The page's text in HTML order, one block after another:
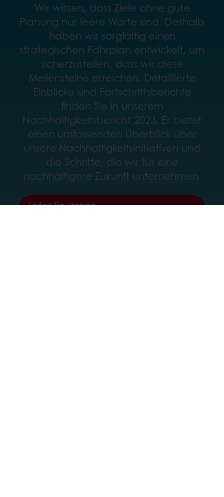
Wir wissen, dass Ziele ohne gute
Planung nur leere Worte sind. Deshalb
haben wir sorgfältig einen
strategischen Fahrplan entwickelt, um
sicherzustellen, dass wir diese
Meilensteine ​​erreichen. Detaillierte
Einblicke und Fortschrittsberichte
finden Sie in unserem
Nachhaltigkeitsbericht 2023. Er bietet
einen umfassenden Überblick über
unsere Nachhaltigkeitsinitiativen und
die Schritte, die wir für eine
nachhaltigere Zukunft unternehmen.
Laden Sie unseren